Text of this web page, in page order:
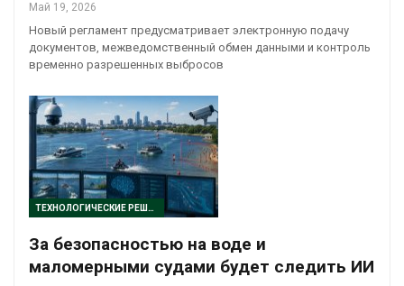
Май 19, 2026
Новый регламент предусматривает электронную подачу
документов, межведомственный обмен данными и контроль
временно разрешенных выбросов
ТЕХНОЛОГИЧЕСКИЕ РЕШЕНИЯ
За безопасностью на воде и
маломерными судами будет следить ИИ